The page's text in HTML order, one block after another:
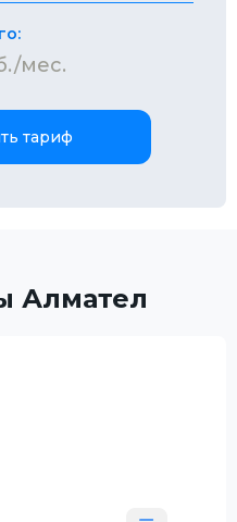
мес.
тариф
Алмател